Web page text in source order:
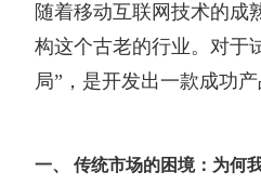
随着移动互联网技术的成
构这个古老的行业。对于
局”，是开发出一款成功产
一、 传统市场的困境：为何